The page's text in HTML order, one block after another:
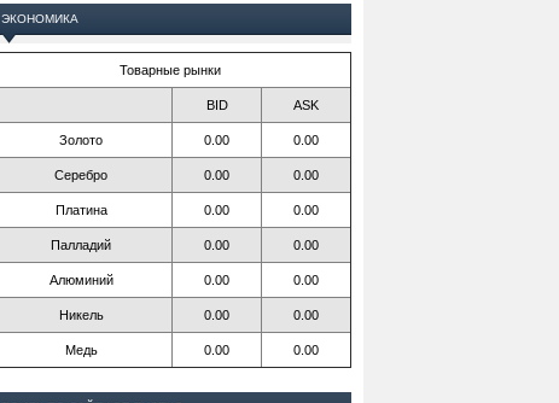
ЭКОНОМИКА
Товарные рынки
BID ASK
Золото 0.00 0.00
Серебро 0.00 0.00
Платина 0.00 0.00
Палладий 0.00 0.00
Алюминий 0.00 0.00
Никель 0.00 0.00
Медь 0.00 0.00